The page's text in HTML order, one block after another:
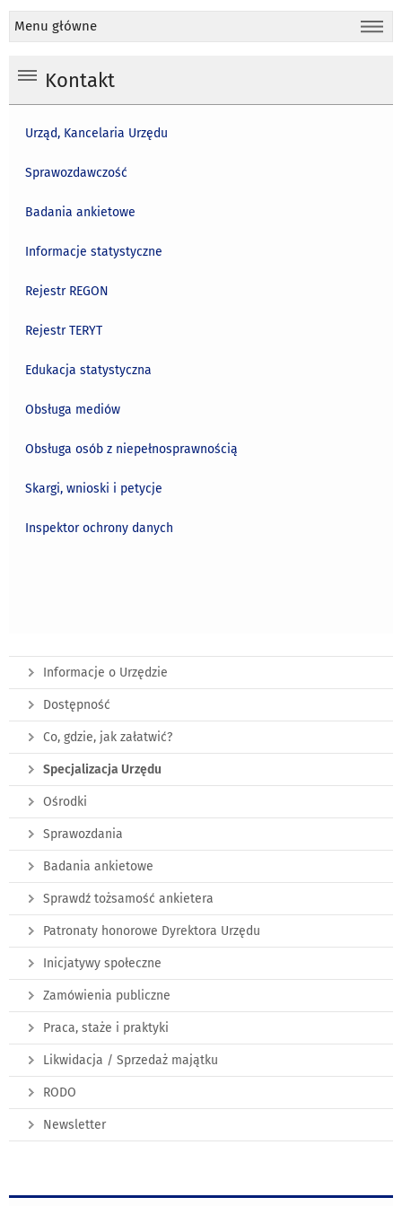
Menu główne
Kontakt
Urząd, Kancelaria Urzędu
Sprawozdawczość
Badania ankietowe
Informacje statystyczne
Rejestr REGON
Rejestr TERYT
Edukacja statystyczna
Obsługa mediów
Obsługa osób z niepełnosprawnością
Skargi, wnioski i petycje
Inspektor ochrony danych
Informacje o Urzędzie
Dostępność
Co, gdzie, jak załatwić?
Specjalizacja Urzędu
Ośrodki
Sprawozdania
Badania ankietowe
Sprawdź tożsamość ankietera
Patronaty honorowe Dyrektora Urzędu
Inicjatywy społeczne
Zamówienia publiczne
Praca, staże i praktyki
Likwidacja / Sprzedaż majątku
RODO
Newsletter